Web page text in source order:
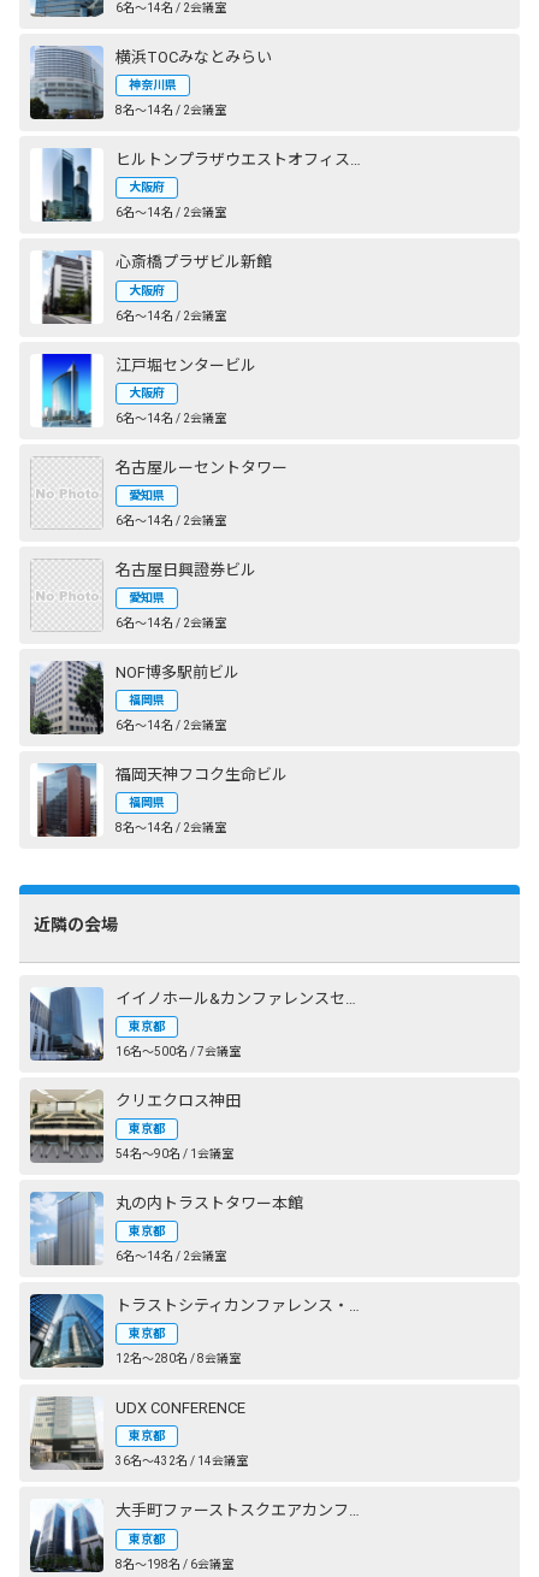
6名〜14名 / 2会議室
横浜TOCみなとみらい
神奈川県
8名〜14名 / 2会議室
ヒルトンプラザウエストオフィスタワー
大阪府
6名〜14名 / 2会議室
心斎橋プラザビル新館
大阪府
6名〜14名 / 2会議室
江戸堀センタービル
大阪府
6名〜14名 / 2会議室
名古屋ルーセントタワー
愛知県
6名〜14名 / 2会議室
名古屋日興證券ビル
愛知県
6名〜14名 / 2会議室
NOF博多駅前ビル
福岡県
6名〜14名 / 2会議室
福岡天神フコク生命ビル
福岡県
8名〜14名 / 2会議室
近隣の会場
東京都
16名〜500名 / 7会議室
クリエクロス神田
東京都
54名〜90名 / 1会議室
丸の内トラストタワー本館
東京都
6名〜14名 / 2会議室
トラストシティカンファレンス・丸の内
東京都
12名〜280名 / 8会議室
UDX CONFERENCE
東京都
36名〜432名 / 14会議室
大手町ファーストスクエアカンファレンス
東京都
8名〜198名 / 6会議室